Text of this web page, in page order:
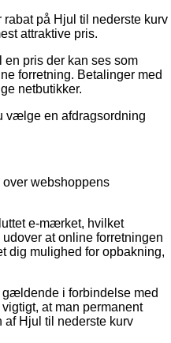
på Hjul til nederste kurv
attraktive pris.
pris der kan ses som
forretning. Betalinger med
netbutikker.
vælge en afdragsordning
over webshoppens
e-mærket, hvilket
at online forretningen
dig mulighed for opbakning,
gældende i forbindelse med
at man permanent
af Hjul til nederste kurv